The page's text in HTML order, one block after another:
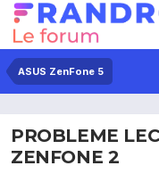
ASUS ZenFone 5
PROBLEME
ZENFONE 2